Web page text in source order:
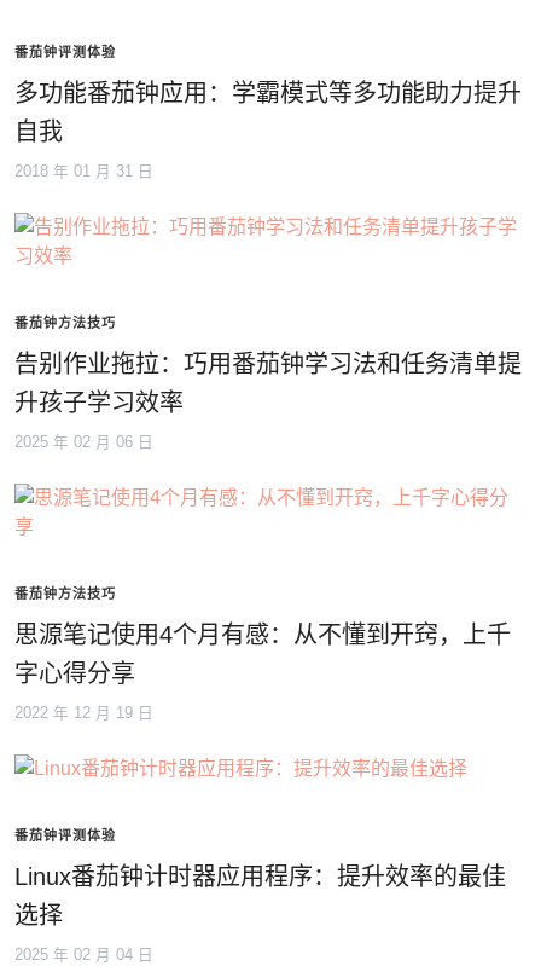
番茄钟评测体验
多功能番茄钟应用：学霸模式等多功能助力提升
自我
2018 年 01 月 31 日
番茄钟方法技巧
告别作业拖拉：巧用番茄钟学习法和任务清单提
升孩子学习效率
2025 年 02 月 06 日
番茄钟方法技巧
思源笔记使用4个月有感：从不懂到开窍，上千
字心得分享
2022 年 12 月 19 日
番茄钟评测体验
Linux番茄钟计时器应用程序：提升效率的最佳
选择
2025 年 02 月 04 日